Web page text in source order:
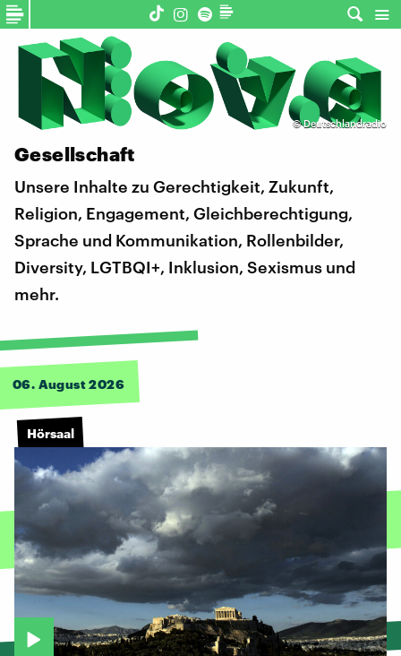
©Deutschlandradio
Gesellschaft
Unsere Inhalte zu Gerechtigkeit, Zukunft,
Religion, Engagement, Gleichberechtigung,
Sprache und Kommunikation, Rollenbilder,
Diversity, LGTBQI+, Inklusion, Sexismus und
mehr.
06. August 2026
Hörsaal